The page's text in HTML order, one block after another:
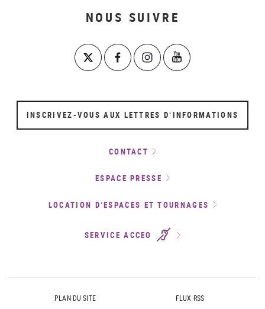
NOUS SUIVRE
INSCRIVEZ-VOUS AUX LETTRES D’INFORMATIONS
CONTACT
ESPACE PRESSE
LOCATION D’ESPACES ET TOURNAGES
SERVICE ACCEO
PLAN DU SITE FLUX RSS